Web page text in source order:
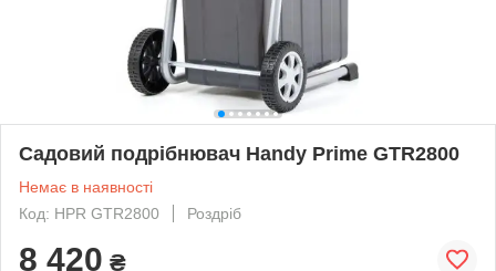
Садовий подрібнювач Handy Prime GTR2800
Немає в наявності
Код: HPR GTR2800
Роздріб
8 420 ₴